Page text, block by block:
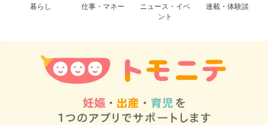
暮らし 仕事・マネー
ニュース・イベ
ント
連載・体験談